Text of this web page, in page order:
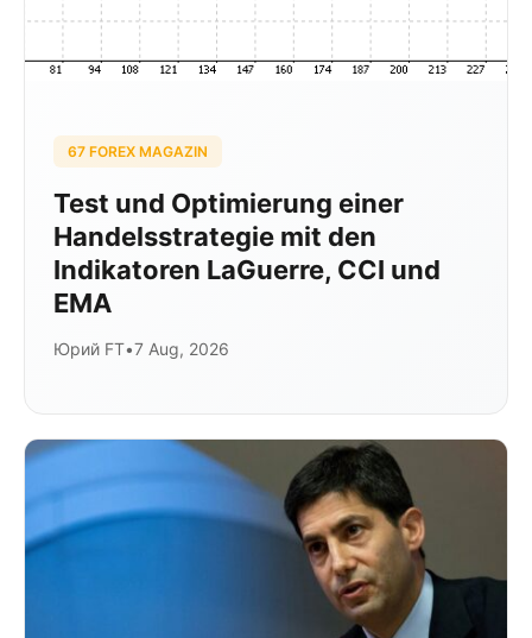
67 FOREX MAGAZIN
Test und Optimierung einer
Handelsstrategie mit den
Indikatoren LaGuerre, CCI und
EMA
Юрий FT•7 Aug, 2026